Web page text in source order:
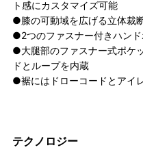
ト感にカスタマイズ可能
●膝の可動域を広げる立体裁
●2つのファスナー付きハンド
●大腿部のファスナー式ポケ
ドとループを内蔵
●裾にはドローコードとアイ
テクノロジー